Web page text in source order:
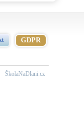
GDPR
ŠkolaNaDlani.cz